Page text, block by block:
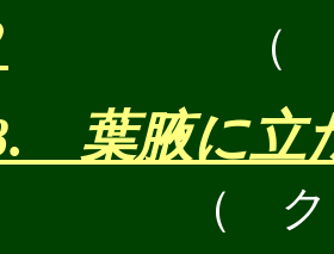
（
葉腋に立
（